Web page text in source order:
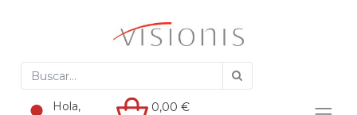
Hola,
0,00 €